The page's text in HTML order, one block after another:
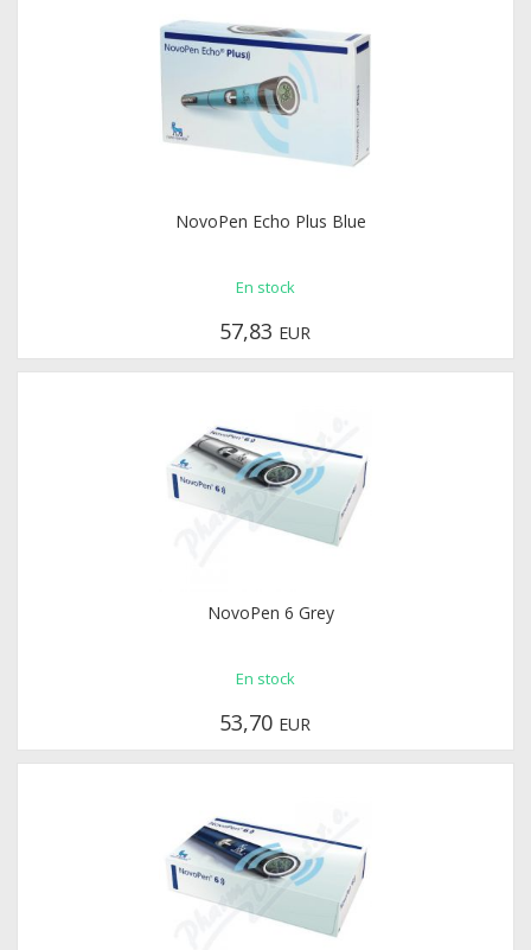
NovoPen Echo Plus Blue
En stock
57,83 EUR
NovoPen 6 Grey
En stock
53,70 EUR